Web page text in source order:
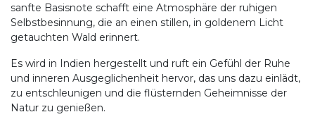
sanfte Basisnote schafft eine Atmosphäre der ruhigen
Selbstbesinnung, die an einen stillen, in goldenem Licht
getauchten Wald erinnert.
Es wird in Indien hergestellt und ruft ein Gefühl der Ruhe
und inneren Ausgeglichenheit hervor, das uns dazu einlädt,
zu entschleunigen und die flüsternden Geheimnisse der
Natur zu genießen.